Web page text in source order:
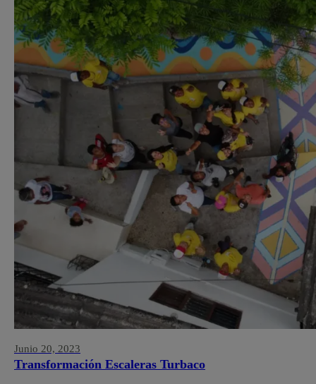
Junio 20, 2023
Transformación Escaleras Turbaco